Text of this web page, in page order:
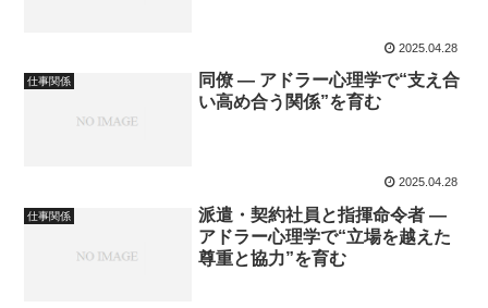
2025.04.28
仕事関係
同僚 ― アドラー心理学で“支え合
い高め合う関係”を育む
2025.04.28
仕事関係
派遣・契約社員と指揮命令者 ―
アドラー心理学で“立場を越えた
尊重と協力”を育む